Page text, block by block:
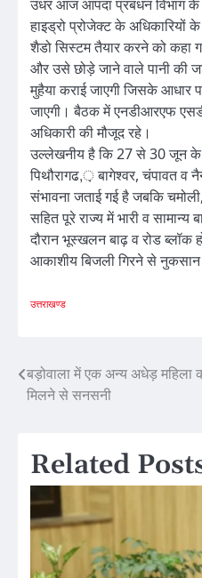
उधर आज आपदा प्रबंधन विभाग के
हाइड्रो प्रोजेक्ट के
शैडो सिस्टम तैयार करने को कहा
और उसे छोड़े जाने वाले पानी की
मुहैया कराई जाएगी जिसके आधार
जाएगी। बैठक में एनडीआरएफ
अधिकारी की मौजूद रहे।
उल्लेखनीय है कि 27 से 30 जून के
पिथौरागढ,़ बागेश्वर, चंपावत व
संभावना जताई गई है जबकि
सहित पूरे राज्य में भारी व सामान्य
दौरान भूस्खलन बाढ़ व रोड
आकाशीय बिजली गिरने से नुकसान
उत्तराखण्ड
Post
बड़ोवाला में एक अन्य अधेड़ महिला
मिलने से सनसनी
Related